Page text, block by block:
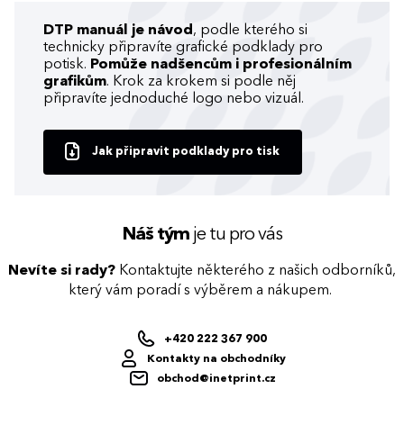
DTP manuál je návod , podle kterého si
technicky připravíte grafické podklady pro
potisk. Pomůže nadšencům i profesionálním
grafikům. Krok za krokem si podle něj
připravíte jednoduché logo nebo vizuál.
Jak připravit podklady pro tisk
Náš týmje tu pro vás
Nevíte si rady? Kontaktujte některého z našich odborníků,
který vám poradí s výběrem a nákupem.
+420 222 367 900
Kontakty na obchodníky
obchod@inetprint.cz